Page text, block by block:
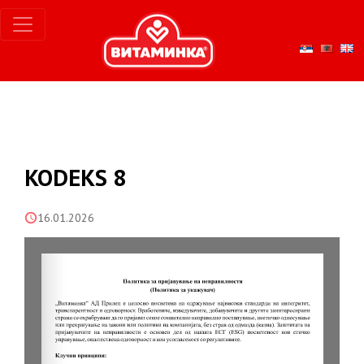
KODEKS 8
16.01.2026